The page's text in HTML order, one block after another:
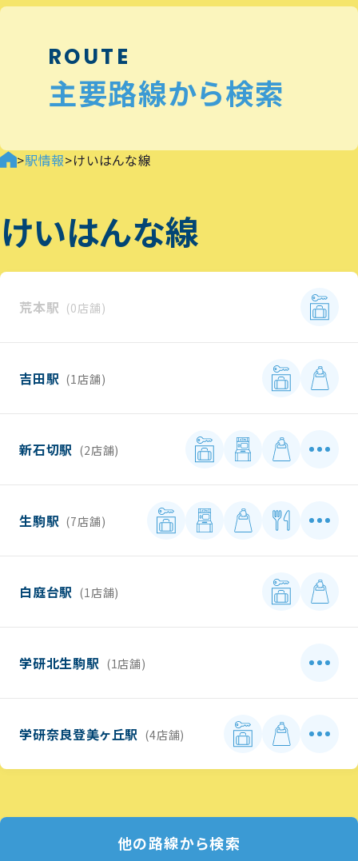
ROUTE
主要路線から検索
>駅情報>けいはんな線
けいはんな線
荒本駅 (0店舗)
吉田駅 (1店舗)
新石切駅 (2店舗)
生駒駅 (7店舗)
白庭台駅 (1店舗)
学研北生駒駅 (1店舗)
学研奈良登美ヶ丘駅 (4店舗)
他の路線から検索